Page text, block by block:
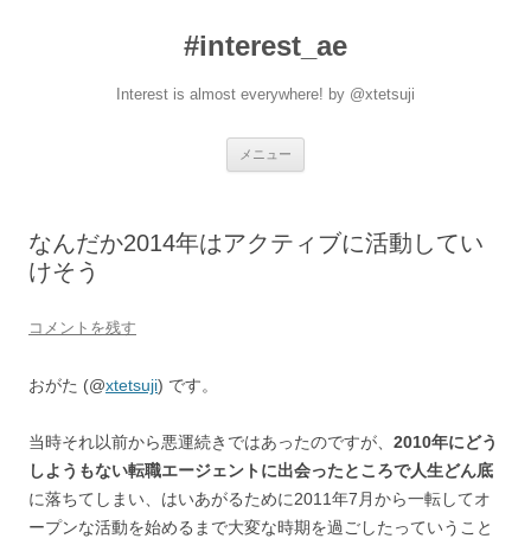
#interest_ae
Interest is almost everywhere! by @xtetsuji
メニュー
ス
なんだか2014年はアクティブに活動してい
けそう
コメントを残す
おがた (@xtetsuji) です。
当時それ以前から悪運続きではあったのですが、 2010年にどう
しようもない転職エージェントに出会ったところで人生どん底
に落ちてしまい、はいあがるために2011年7月から一転してオ
ープンな活動を始めるまで大変な時期を過ごしたっていうこと